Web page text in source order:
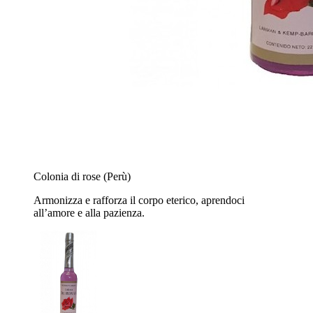
Colonia di rose (Perù)
Armonizza e rafforza il corpo eterico, aprendoci
all’amore e alla pazienza.